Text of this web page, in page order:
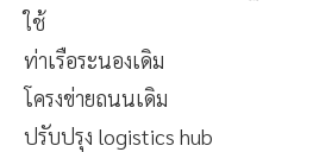
ใช้
ท่าเรือระนองเดิม
โครงข่ายถนนเดิม
ปรับปรุง logistics hub